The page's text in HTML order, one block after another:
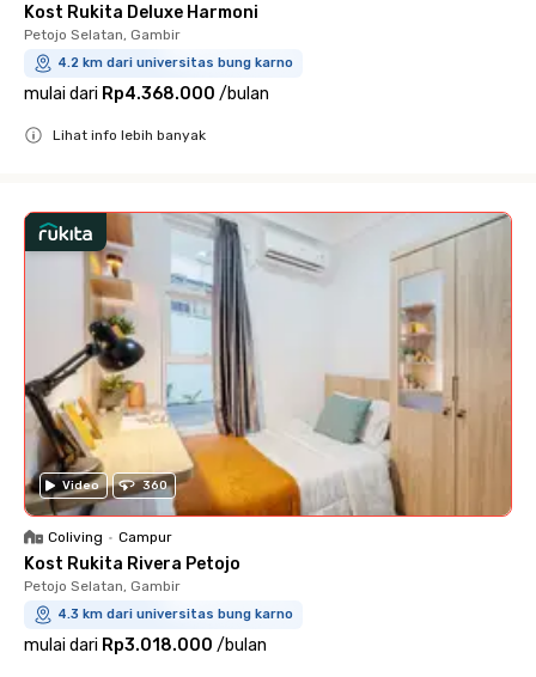
Kost Rukita Deluxe Harmoni
Petojo Selatan, Gambir
4.2 km dari universitas bung karno
mulai dari Rp4.368.000 /bulan
Lihat info lebih banyak
Video 360
Coliving • Campur
Kost Rukita Rivera Petojo
Petojo Selatan, Gambir
4.3 km dari universitas bung karno
mulai dari Rp3.018.000 /bulan